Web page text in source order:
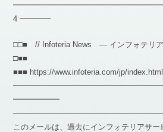
4 ━━━━
□□■ // Infoteria News — インフォテリ
□■■
■■■ https://www.infoteria.com/jp/index.html
━━━━━━
このメールは、過去にインフォテリアサ